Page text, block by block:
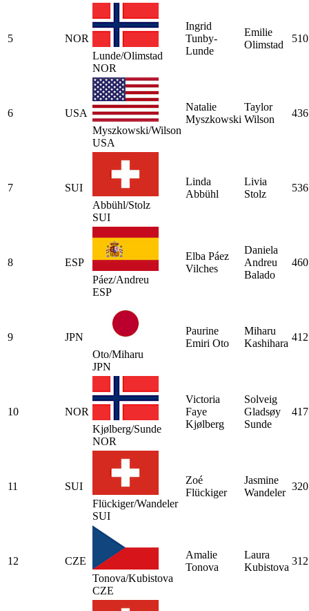
5
NOR
Lunde/Olimstad
NOR
Ingrid
Tunby-
Lunde
Emilie
Olimstad
510
6
USA
Myszkowski/Wilson
USA
Natalie
Myszkowski
Taylor
Wilson
436
7
SUI
Abbühl/Stolz
SUI
Linda
Abbühl
Livia
Stolz
536
8
ESP
Páez/Andreu
ESP
Elba Páez
Vilches
Daniela
Andreu
Balado
460
9
JPN
Oto/Miharu
JPN
Paurine
Emiri Oto
Miharu
Kashihara
412
10
NOR
Kjølberg/Sunde
NOR
Victoria
Faye
Kjølberg
Solveig
Gladsøy
Sunde
417
11
SUI
Flückiger/Wandeler
SUI
Zoé
Flückiger
Jasmine
Wandeler
320
12
CZE
Tonova/Kubistova
CZE
Amalie
Tonova
Laura
Kubistova
312